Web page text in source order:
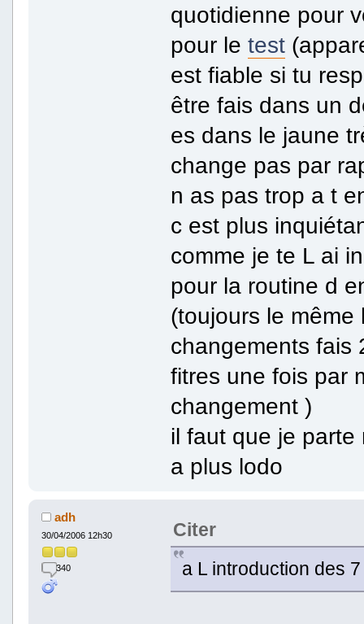
quotidienne pour
pour le test
est fiable si tu
être fais dans un
es dans le jaune
change pas par
n as pas trop a t
c est plus
comme je te L ai
pour la routine d
(toujours le
changements fais
fitres une fois par
changement )
il faut que je parte
a plus lodo
adh
30/04/2006 12h30
340
Citer
a L introduction des